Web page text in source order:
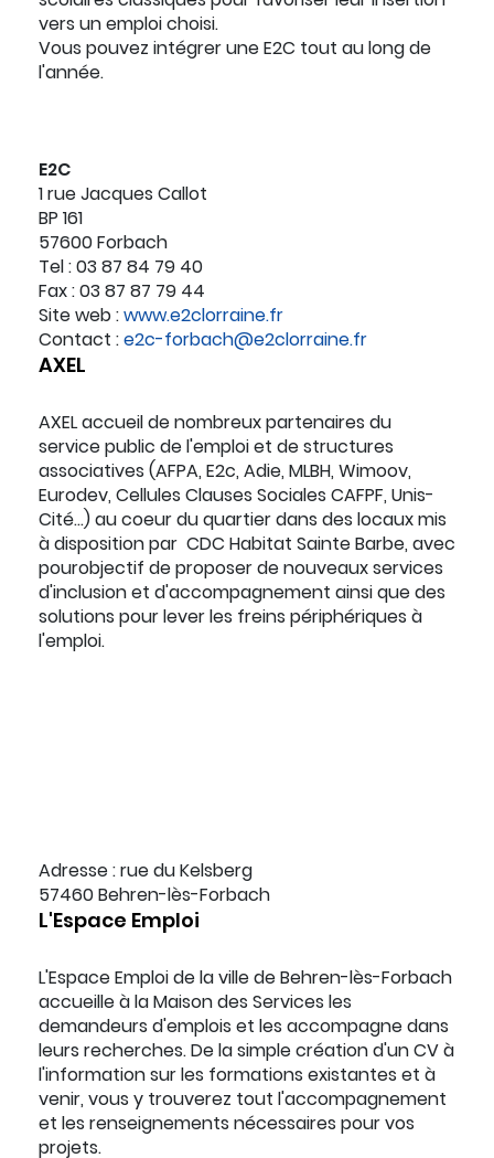
vers un emploi choisi.
Vous pouvez intégrer une E2C tout au long de
l'année.
E2C
1 rue Jacques Callot
BP 161
57600 Forbach
Tel : 03 87 84 79 40
Fax : 03 87 87 79 44
Site web :www.e2clorraine.fr
Contact :e2c-forbach@e2clorraine.fr
AXEL
AXEL accueil de nombreux partenaires du
service public de l'emploi et de structures
associatives (AFPA, E2c, Adie, MLBH, Wimoov,
Eurodev, Cellules Clauses Sociales CAFPF, Unis-
Cité…) au coeur du quartier dans des locaux mis
à disposition par CDC Habitat Sainte Barbe, avec
pourobjectif de proposer de nouveaux services
d'inclusion et d'accompagnement ainsi que des
solutions pour lever les freins périphériques à
l'emploi.
Adresse : rue du Kelsberg
57460 Behren-lès-Forbach
L'Espace Emploi
L'Espace Emploi de la ville de Behren-lès-Forbach
accueille à la Maison des Services les
demandeurs d'emplois et les accompagne dans
leurs recherches. De la simple création d'un CV à
l'information sur les formations existantes et à
venir, vous y trouverez tout l'accompagnement
et les renseignements nécessaires pour vos
projets.